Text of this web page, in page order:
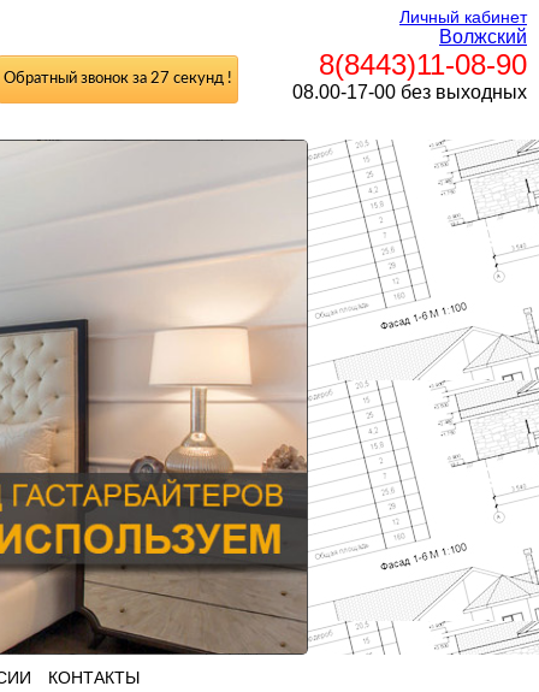
Личный кабинет
Волжский
8(8443)11-08-90
08.00-17-00 без выходных
Обратный звонок за 27 секунд !
КОНТАКТЫ